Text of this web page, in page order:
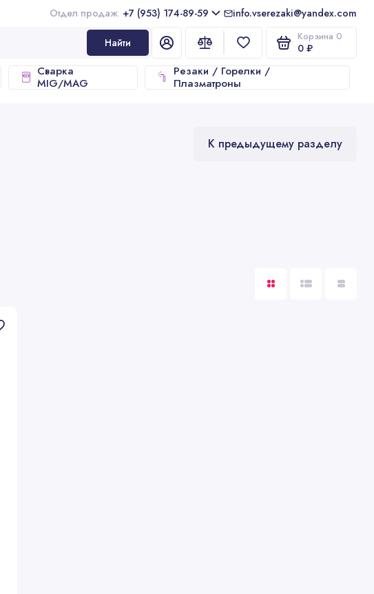
Отдел продаж +7 (953) 174-89-59 info.vserezaki@yandex.com
Найти Корзина 0
0 ₽
Сварка
MIG/MAG
Резаки / Горелки /
Плазматроны
К предыдущему разделу